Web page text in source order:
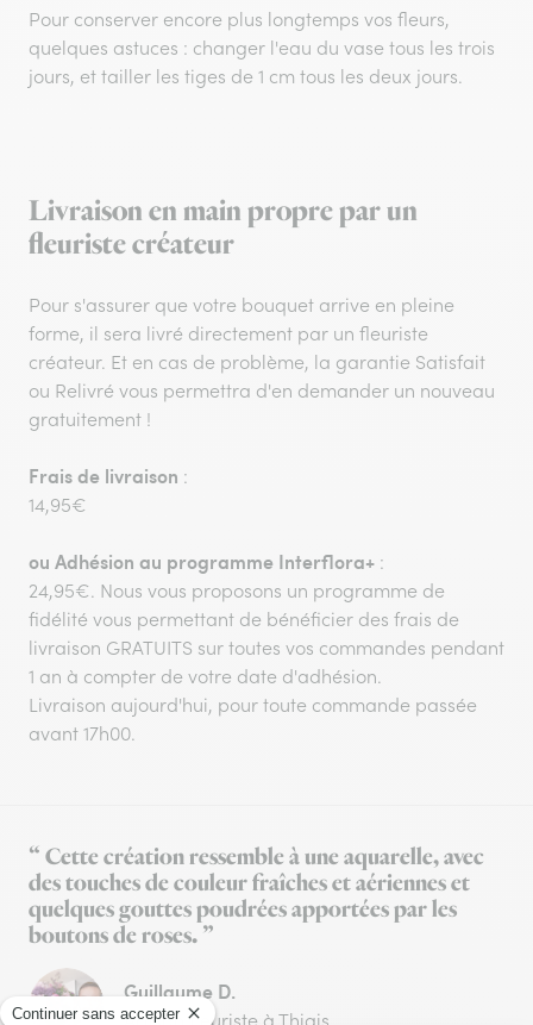
Pour conserver encore plus longtemps vos fleurs,
quelques astuces : changer l'eau du vase tous les trois
jours, et tailler les tiges de 1 cm tous les deux jours.
Livraison en main propre par un
fleuriste créateur
Pour s'assurer que votre bouquet arrive en pleine
forme, il sera livré directement par un fleuriste
créateur. Et en cas de problème, la garantie Satisfait
ou Relivré vous permettra d'en demander un nouveau
gratuitement !
Frais de livraison :
14,95€
ou Adhésion au programme Interflora+ :
24,95€. Nous vous proposons un programme de
fidélité vous permettant de bénéficier des frais de
livraison GRATUITS sur toutes vos commandes pendant
1 an à compter de votre date d'adhésion.
Livraison aujourd'hui, pour toute commande passée
avant 17h00.
“ Cette création ressemble à une aquarelle, avec
des touches de couleur fraîches et aériennes et
quelques gouttes poudrées apportées par les
boutons de roses. ”
Guillaume D.
Artisan fleuriste à Thiais